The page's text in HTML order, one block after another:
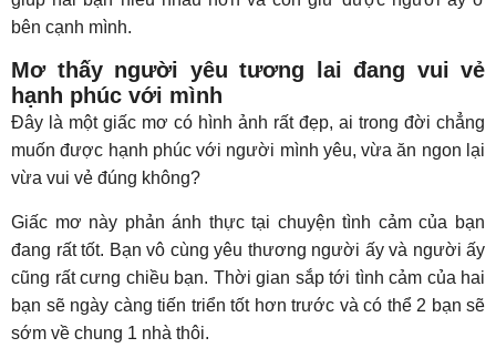
bên cạnh mình.
Mơ thấy người yêu tương lai đang vui vẻ
hạnh phúc với mình
Đây là một giấc mơ có hình ảnh rất đẹp, ai trong đời chẳng
muốn được hạnh phúc với người mình yêu, vừa ăn ngon lại
vừa vui vẻ đúng không?
Giấc mơ này phản ánh thực tại chuyện tình cảm của bạn
đang rất tốt. Bạn vô cùng yêu thương người ấy và người ấy
cũng rất cưng chiều bạn. Thời gian sắp tới tình cảm của hai
bạn sẽ ngày càng tiến triển tốt hơn trước và có thể 2 bạn sẽ
sớm về chung 1 nhà thôi.